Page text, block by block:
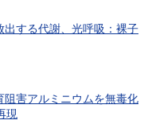
出する代謝、光呼吸：裸子
阻害アルミニウムを無毒化
現